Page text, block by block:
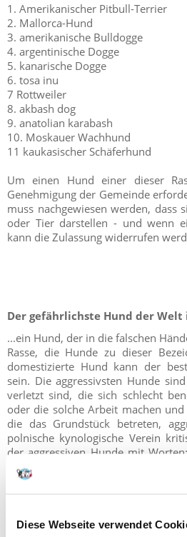
Diese Webseite verwendet
1. Amerikanischer Pitbull-Terrier
2. Mallorca-Hund
3. amerikanische Bulldogge
4. argentinische Dogge
5. kanarische Dogge
6. tosa inu
7 Rottweiler
8. akbash dog
9. anatolian karabash
10. Moskauer Wachhund
11 kaukasischer Schäferhund
Um einen Hund einer dieser
Genehmigung der Gemeinde
muss nachgewiesen werden, dass
oder Tier darstellen - und wenn
kann die Zulassung widerrufen
Der gefährlichste Hund der Welt
...ein Hund, der in die falschen
Rasse, die Hunde zu dieser
domestizierte Hund kann der
sein. Die aggressivsten Hunde
verletzt sind, die sich schlecht
oder die solche Arbeit machen und
die das Grundstück betreten,
polnische kynologische Verein
der aggressiven Hunde mit
keinen Umständen mit einer
Verbindung gebracht werden.
jeglicher Rasse ist daher